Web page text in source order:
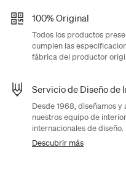
100% Original
Todos los productos
cumplen las
fábrica del productor
Servicio de Diseño de
Desde 1968, diseñamos
nuestros equipo de
internacionales de diseño.
Descubrir más